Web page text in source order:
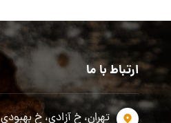
ارتباط با ما
تهران، خ آزادی، خ بهبودی